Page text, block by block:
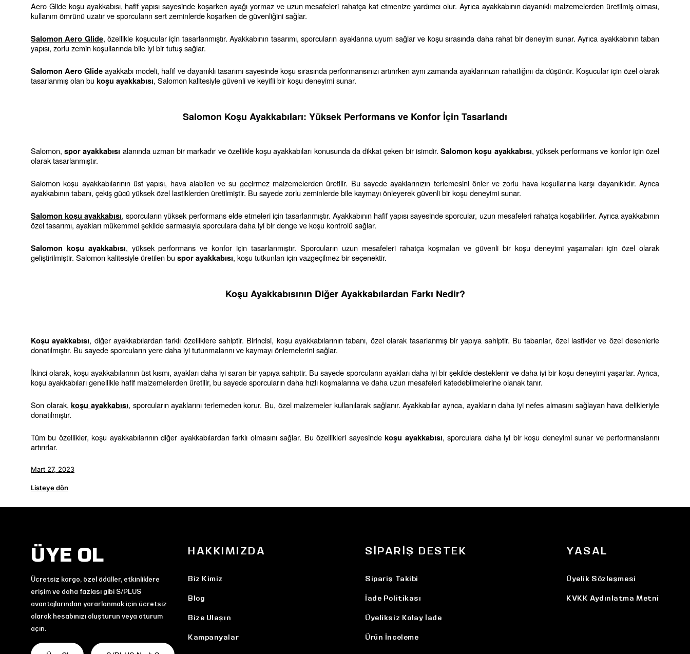
Aero Glide koşu ayakkabısı, hafif yapısı sayesinde koşarken ayağı yormaz ve uzun mesafeleri rahatça kat etmenize yardımcı olur. Ayrıca ayakkabının dayanıklı malzemelerden üretilmiş olması,
kullanım ömrünü uzatır ve sporcuların sert zeminlerde koşarken de güvenliğini sağlar.
Salomon Aero Glide, özellikle koşucular için tasarlanmıştır. Ayakkabının tasarımı, sporcuların ayaklarına uyum sağlar ve koşu sırasında daha rahat bir deneyim sunar. Ayrıca ayakkabının taban
yapısı, zorlu zemin koşullarında bile iyi bir tutuş sağlar.
Salomon Aero Glide ayakkabı modeli, hafif ve dayanıklı tasarımı sayesinde koşu sırasında performansınızı artırırken aynı zamanda ayaklarınızın rahatlığını da düşünür. Koşucular için özel olarak
tasarlanmış olan bu koşu ayakkabısı, Salomon kalitesiyle güvenli ve keyifli bir koşu deneyimi sunar.
Salomon Koşu Ayakkabıları: Yüksek Performans ve Konfor İçin Tasarlandı
Salomon, spor ayakkabısı alanında uzman bir markadır ve özellikle koşu ayakkabıları konusunda da dikkat çeken bir isimdir. Salomon koşu ayakkabısı, yüksek performans ve konfor için özel
olarak tasarlanmıştır.
Salomon koşu ayakkabılarının üst yapısı, hava alabilen ve su geçirmez malzemelerden üretilir. Bu sayede ayaklarınızın terlemesini önler ve zorlu hava koşullarına karşı dayanıklıdır. Ayrıca
ayakkabının tabanı, çekiş gücü yüksek özel lastiklerden üretilmiştir. Bu sayede zorlu zeminlerde bile kaymayı önleyerek güvenli bir koşu deneyimi sunar.
Salomon koşu ayakkabısı, sporcuların yüksek performans elde etmeleri için tasarlanmıştır. Ayakkabının hafif yapısı sayesinde sporcular, uzun mesafeleri rahatça koşabilirler. Ayrıca ayakkabının
özel tasarımı, ayakları mükemmel şekilde sarmasıyla sporculara daha iyi bir denge ve koşu kontrolü sağlar.
Salomon koşu ayakkabısı, yüksek performans ve konfor için tasarlanmıştır. Sporcuların uzun mesafeleri rahatça koşmaları ve güvenli bir koşu deneyimi yaşamaları için özel olarak
geliştirilmiştir. Salomon kalitesiyle üretilen bu spor ayakkabısı, koşu tutkunları için vazgeçilmez bir seçenektir.
Koşu Ayakkabısının Diğer Ayakkabılardan Farkı Nedir?
Koşu ayakkabısı, diğer ayakkabılardan farklı özelliklere sahiptir. Birincisi, koşu ayakkabılarının tabanı, özel olarak tasarlanmış bir yapıya sahiptir. Bu tabanlar, özel lastikler ve özel desenlerle
donatılmıştır. Bu sayede sporcuların yere daha iyi tutunmalarını ve kaymayı önlemelerini sağlar.
İkinci olarak, koşu ayakkabılarının üst kısmı, ayakları daha iyi saran bir yapıya sahiptir. Bu sayede sporcuların ayakları daha iyi bir şekilde desteklenir ve daha iyi bir koşu deneyimi yaşarlar. Ayrıca,
koşu ayakkabıları genellikle hafif malzemelerden üretilir, bu sayede sporcuların daha hızlı koşmalarına ve daha uzun mesafeleri katedebilmelerine olanak tanır.
Son olarak, koşu ayakkabısı, sporcuların ayaklarını terlemeden korur. Bu, özel malzemeler kullanılarak sağlanır. Ayakkabılar ayrıca, ayakların daha iyi nefes almasını sağlayan hava delikleriyle
donatılmıştır.
Tüm bu özellikler, koşu ayakkabılarının diğer ayakkabılardan farklı olmasını sağlar. Bu özellikleri sayesinde koşu ayakkabısı, sporculara daha iyi bir koşu deneyimi sunar ve performanslarını
artırırlar.
Mart 27, 2023
Listeye dön
ÜYE OL
Ücretsiz kargo, özel ödüller, etkinliklere
erişim ve daha fazlası gibi S/PLUS
avantajlarından yararlanmak için ücretsiz
olarak hesabınızı oluşturun veya oturum
açın.
HAKKIMIZDA
Biz Kimiz
Blog
Bize Ulaşın
Kampanyalar
SIPARIŞ DESTEK
Sipariş Takibi
İade Politikası
Üyeliksiz Kolay İade
Ürün İnceleme
YASAL
Üyelik Sözleşmesi
KVKK Aydınlatma Metni